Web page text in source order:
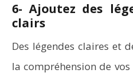
6- Ajoutez des
clairs
Des légendes claires et
la compréhension de